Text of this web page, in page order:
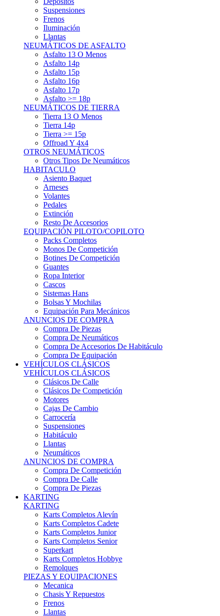
Suspensiones
Frenos
Iluminación
Llantas
NEUMÁTICOS DE ASFALTO
Asfalto 13 O Menos
Asfalto 14p
Asfalto 15p
Asfalto 16p
Asfalto 17p
Asfalto >= 18p
NEUMÁTICOS DE TIERRA
Tierra 13 O Menos
Tierra 14p
Tierra >= 15p
Offroad Y 4x4
OTROS NEUMÁTICOS
Otros Tipos De Neumáticos
HABITACULO
Asiento Baquet
Arneses
Volantes
Pedales
Extinción
Resto De Accesorios
EQUIPACIÓN PILOTO/COPILOTO
Packs Completos
Monos De Competición
Botines De Competición
Guantes
Ropa Interior
Cascos
Sistemas Hans
Bolsas Y Mochilas
Equipación Para Mecánicos
ANUNCIOS DE COMPRA
Compra De Piezas
Compra De Neumáticos
Compra De Accesorios De Habitáculo
Compra De Equipación
VEHÍCULOS CLÁSICOS
VEHÍCULOS CLÁSICOS
Clásicos De Calle
Clásicos De Competición
Motores
Cajas De Cambio
Carrocería
Suspensiones
Habitáculo
Llantas
Neumáticos
ANUNCIOS DE COMPRA
Compra De Competición
Compra De Calle
Compra De Piezas
KARTING
KARTING
Karts Completos Alevín
Karts Completos Cadete
Karts Completos Junior
Karts Completos Senior
Superkart
Karts Completos Hobbye
Remolques
PIEZAS Y EQUIPACIONES
Mecanica
Chasis Y Repuestos
Frenos
Llantas